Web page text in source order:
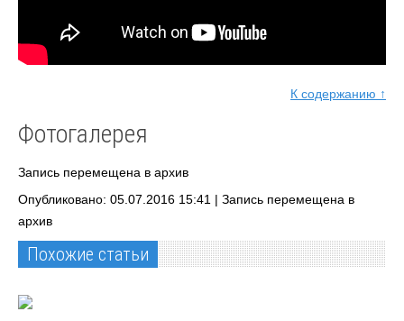
К содержанию ↑
Фотогалерея
Запись перемещена в архив
Опубликовано: 05.07.2016 15:41 | Запись перемещена в
архив
Похожие статьи